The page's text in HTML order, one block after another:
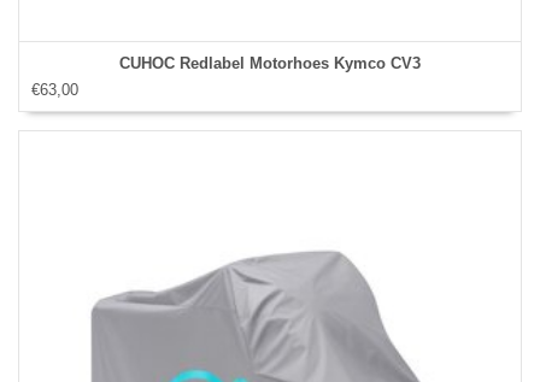
CUHOC Redlabel Motorhoes Kymco CV3
€63,00